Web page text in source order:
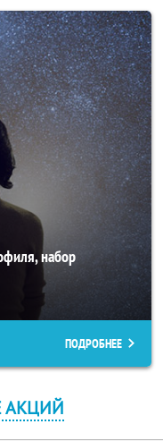
набор
ПОДРОБНЕЕ
АКЦИЙ